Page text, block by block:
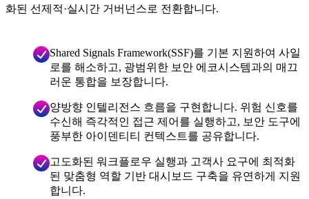
화된 선제적·실시간 거버넌스로 전환합니다.
Shared Signals Framework(SSF)를 기본 지원하여 사일
로를 해소하고, 광범위한 보안 에코시스템과의 매끄
러운 통합을 보장합니다.
양방향 인텔리전스 흐름을 구현합니다. 위험 신호를
수신해 즉각적인 접근 제어를 실행하고, 보안 도구에
풍부한 아이덴티티 컨텍스트를 공유합니다.
고도화된 워크플로우 실행과 고객사 요구에 최적화
된 맞춤형 역할 기반 대시보드 구축을 유연하게 지원
합니다.